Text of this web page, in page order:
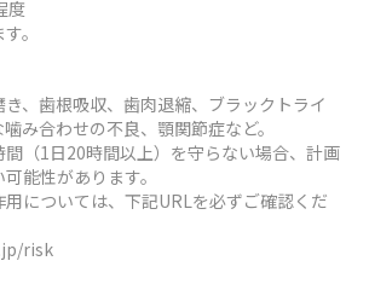
度
。
、歯根吸収、歯肉退縮、ブラックトライ
み合わせの不良、顎関節症など。
（1日20時間以上）を守らない場合、計画
能性があります。
については、下記URLを必ずご確認くだ
risk